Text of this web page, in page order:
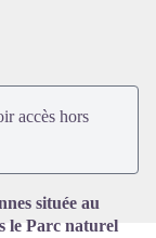
accès hors
située au
le Parc naturel